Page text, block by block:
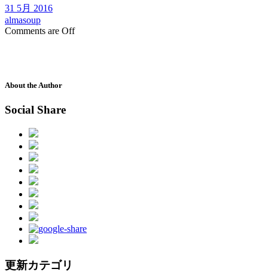
31 5月 2016
almasoup
Comments are Off
About the Author
Social Share
更新カテゴリ